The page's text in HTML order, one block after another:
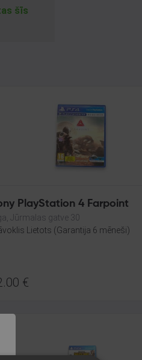
šīs
PlayStation 4 Farpoint
Jūrmalas gatve 30
Lietots (Garantija 6 mēneši)
€